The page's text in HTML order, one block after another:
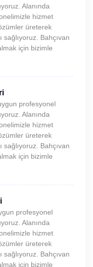
Alanında
hizmet
üreterek
Bahçıvan
için bizimle
profesyonel
Alanında
hizmet
üreterek
Bahçıvan
için bizimle
profesyonel
Alanında
hizmet
üreterek
Bahçıvan
için bizimle